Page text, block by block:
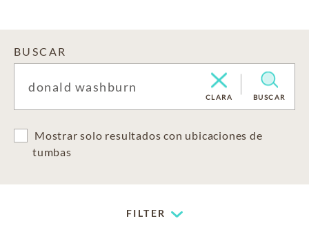
BUSCAR
CLARA BUSCAR
Mostrar solo resultados con ubicaciones de
tumbas
FILTER